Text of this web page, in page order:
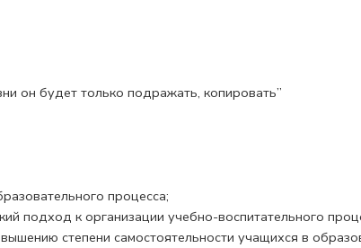
он будет только подражать, копировать”
процесса;
подход к организации учебно-воспитательного
степени самостоятельности учащихся в